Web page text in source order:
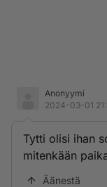
Anonyymi
2024-03-01
Tytti olisi ihan
mitenkään
Äänestä